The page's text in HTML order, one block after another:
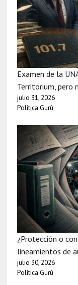
Examen de la
Territorium, pero
julio 31, 2026
Política Gurú
¿Protección o
lineamientos de
julio 30, 2026
Política Gurú